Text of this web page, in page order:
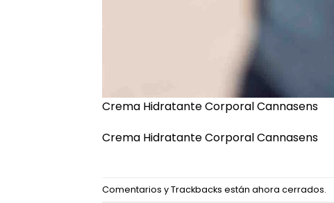
Crema Hidratante Corporal Cannasens
Crema Hidratante Corporal Cannasens
Comentarios y Trackbacks están ahora cerrados.